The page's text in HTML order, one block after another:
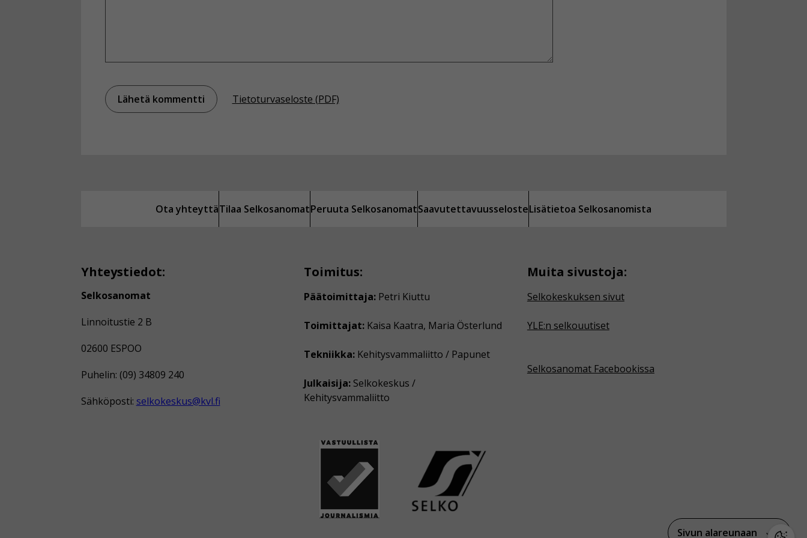
Sivun alareunaan
Tietoturvaseloste (PDF)
Ota yhteyttäTilaa SelkosanomatPeruuta SelkosanomatSaavutettavuusselosteLisätietoa Selkosanomista
Yhteystiedot:
Selkosanomat
Linnoitustie 2 B
02600 ESPOO
Puhelin: (09) 34809 240
Sähköposti: selkokeskus@kvl.fi
Toimitus:
Päätoimittaja: Petri Kiuttu
Toimittajat: Kaisa Kaatra, Maria Österlund
Tekniikka: Kehitysvammaliitto / Papunet
Julkaisija: Selkokeskus /
Kehitysvammaliitto
Muita sivustoja:
Selkokeskuksen sivut
YLE:n selkouutiset
Selkosanomat Facebookissa